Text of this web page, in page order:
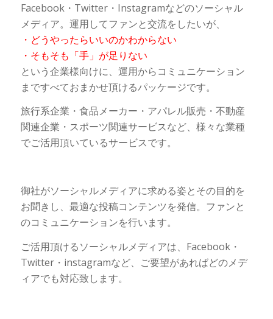
Facebook・Twitter・Instagramなどのソーシャル
メディア。運用してファンと交流をしたいが、
・どうやったらいいのかわからない
・そもそも「手」が足りない
という企業様向けに、運用からコミュニケーション
まですべておまかせ頂けるパッケージです。
旅行系企業・食品メーカー・アパレル販売・不動産
関連企業・スポーツ関連サービスなど、様々な業種
でご活用頂いているサービスです。
御社がソーシャルメディアに求める姿とその目的を
お聞きし、最適な投稿コンテンツを発信。ファンと
のコミュニケーションを行います。
ご活用頂けるソーシャルメディアは、Facebook・
Twitter・instagramなど、ご要望があればどのメデ
ィアでも対応致します。